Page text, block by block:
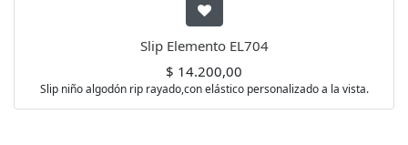
Slip Elemento EL704
$ 14.200,00
Slip niño algodón rip rayado,con elástico personalizado a la vista.